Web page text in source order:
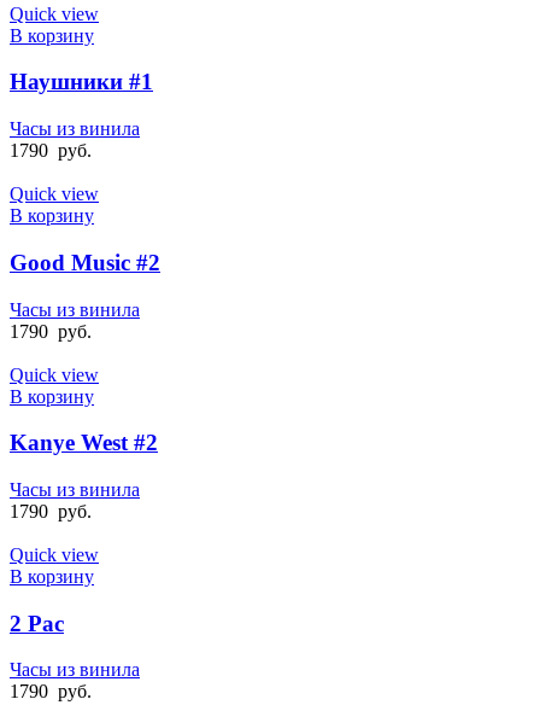
Quick view
В корзину
Наушники #1
Часы из винила
1790 руб.
Quick view
В корзину
Good Music #2
Часы из винила
1790 руб.
Quick view
В корзину
Kanye West #2
Часы из винила
1790 руб.
Quick view
В корзину
2 Pac
Часы из винила
1790 руб.